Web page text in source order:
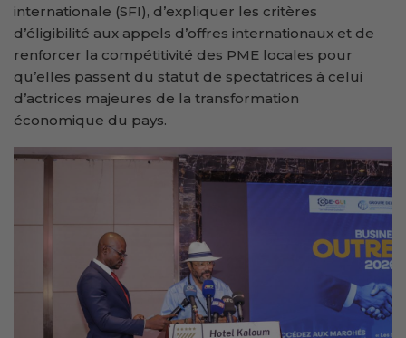
internationale (SFI), d’expliquer les critères
d’éligibilité aux appels d’offres internationaux et de
renforcer la compétitivité des PME locales pour
qu’elles passent du statut de spectatrices à celui
d’actrices majeures de la transformation
économique du pays.